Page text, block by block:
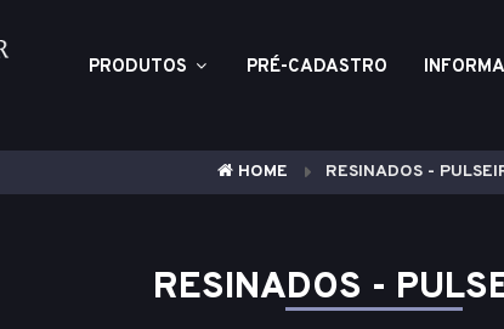
PRODUTOS PRÉ-CADASTRO
HOME RESINADOS -
RESINADOS -